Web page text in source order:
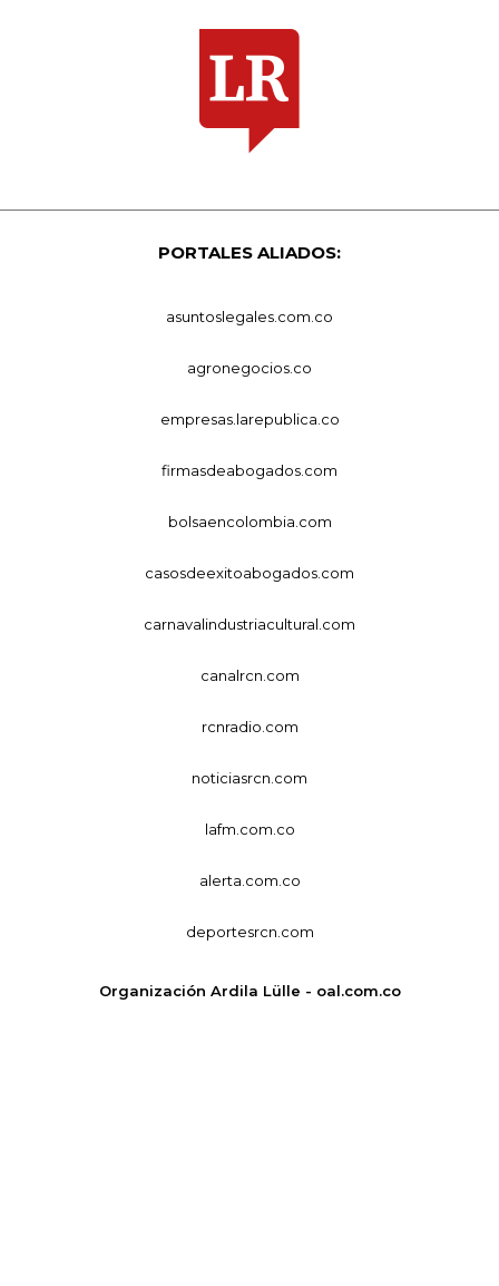
PORTALES ALIADOS:
asuntoslegales.com.co
agronegocios.co
empresas.larepublica.co
firmasdeabogados.com
bolsaencolombia.com
casosdeexitoabogados.com
carnavalindustriacultural.com
canalrcn.com
rcnradio.com
noticiasrcn.com
lafm.com.co
alerta.com.co
deportesrcn.com
Organización Ardila Lülle - oal.com.co